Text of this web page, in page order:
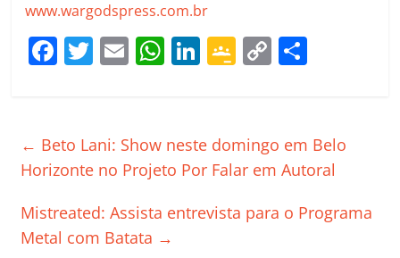
www.wargodspress.com.br
F
e
b
o
T
er
E
l
W
s
A
p
Li
e
dI
G
gl
e
a
C
y
Li
k
p
ar
h
← Beto Lani: Show neste domingo em Belo
Horizonte no Projeto Por Falar em Autoral
Mistreated: Assista entrevista para o Programa
Metal com Batata →